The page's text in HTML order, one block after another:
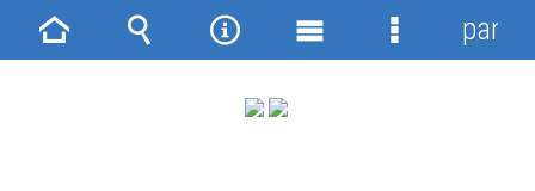
Strona Wyszukiwarka
NarzędziaMenu
Menu
panel